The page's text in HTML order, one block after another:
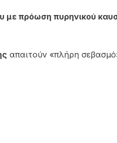
με πρόωση πυρηνικού
απαιτούν «πλήρη